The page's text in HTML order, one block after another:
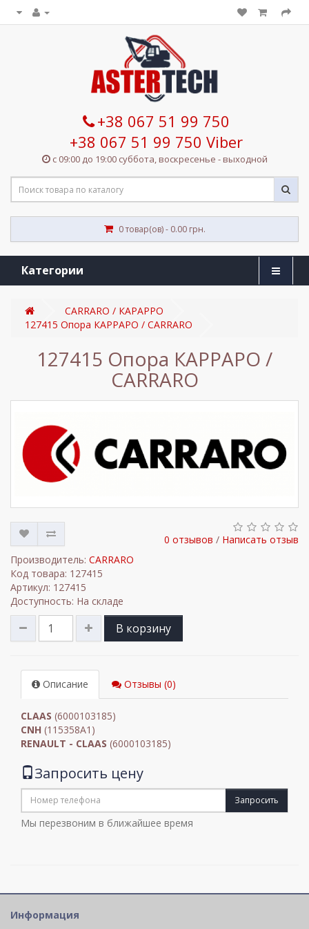
+38 067 51 99 750
+38 067 51 99 750 Viber
с 09:00 до 19:00 суббота, воскресенье - выходной
0 товар(ов) - 0.00 грн.
Категории
CARRARO / КАРАРРО
127415 Опора КАРРАРО / CARRARO
127415 Опора КАРРАРО /
CARRARO
0 отзывов / Написать отзыв
Производитель: CARRARO
Код товара: 127415
Артикул: 127415
Доступность: На складе
В корзину
Описание Отзывы (0)
CLAAS (6000103185)
CNH (115358A1)
RENAULT - CLAAS (6000103185)
Запросить цену
Запросить
Мы перезвоним в ближайшее время
Информация